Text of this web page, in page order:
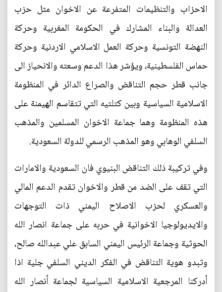
الاحزاب والتنظيمات المتفرعة عن الاخوان مثل حزب
العدالة والبناء المشارك في الحكومة المغربية وحركة
النهضة التونسية وحركة العمل الاسلامي الاردنية وحركة
حماس الفلسطينية، ويؤشر هذا الدعم وسعته والانحياز الى
جانب قطر حجم التناقض والصراع الدائر في المنظومة
الاسلامية السياسية وبين كتلتيه التي تتقاسم الهيمنة على
هذه المنظومة وهما جماعة الاخوان المسلمين والمذهب
السلفي الوهابي وهو المذهب الرسمي للدولة السعودية.
وفي تركيبة ذلك التناقض البنيوي فان السعودية والامارات
التي تقف على الضد من قطر والاخوان تقدم الدعم المالي
والعسكري لحزب الاصلاح اليمني ذات التوجهات
والايديولوجيا الاخوانية في حربه على جماعة انصار الله
الحوثية وجماعة الرئيس اليمني السابق علي عبدالله صالح،
وتبدو هوية التناقض في الفكر الديني السلفي جلية اذا
أدركنا المرجعية الاسلامية السياسية لجماعة أنصار الله